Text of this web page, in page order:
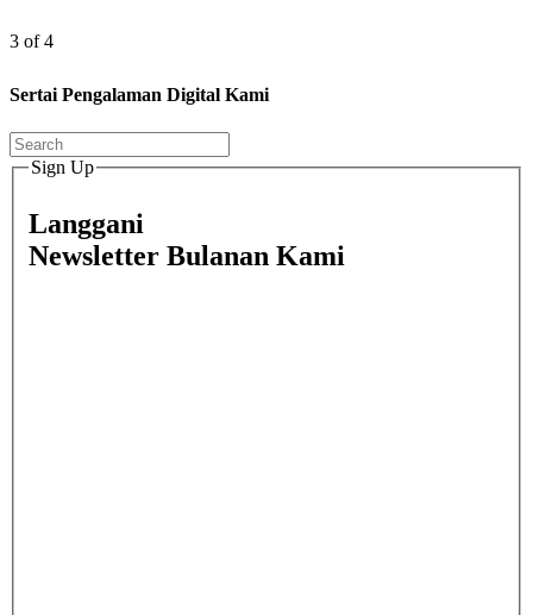
3 of 4
Sertai Pengalaman Digital Kami
Sign Up
Langgani
Newsletter Bulanan Kami